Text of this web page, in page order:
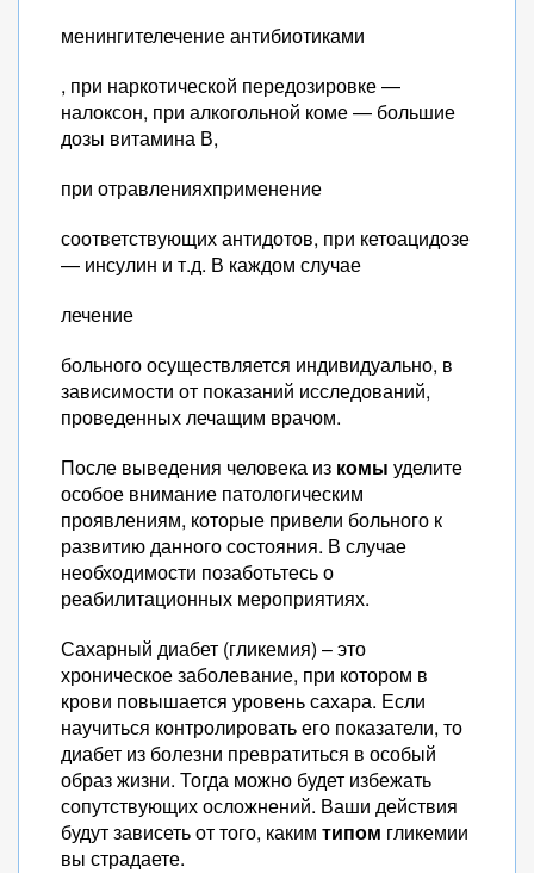
менингителечение антибиотиками
, при наркотической передозировке —
налоксон, при алкогольной коме — большие
дозы витамина В,
при отравленияхприменение
соответствующих антидотов, при кетоацидозе
— инсулин и т.д. В каждом случае
лечение
больного осуществляется индивидуально, в
зависимости от показаний исследований,
проведенных лечащим врачом.
После выведения человека из комы уделите
особое внимание патологическим
проявлениям, которые привели больного к
развитию данного состояния. В случае
необходимости позаботьтесь о
реабилитационных мероприятиях.
Сахарный диабет (гликемия) – это
хроническое заболевание, при котором в
крови повышается уровень сахара. Если
научиться контролировать его показатели, то
диабет из болезни превратиться в особый
образ жизни. Тогда можно будет избежать
сопутствующих осложнений. Ваши действия
будут зависеть от того, каким типом гликемии
вы страдаете.